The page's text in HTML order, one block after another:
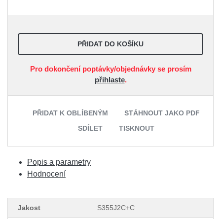
PŘIDAT DO KOŠÍKU
Pro dokončení poptávky/objednávky se prosím
přihlaste.
PŘIDAT K OBLÍBENÝM
STÁHNOUT JAKO PDF
SDÍLET
TISKNOUT
Popis a parametry
Hodnocení
Jakost S355J2C+C